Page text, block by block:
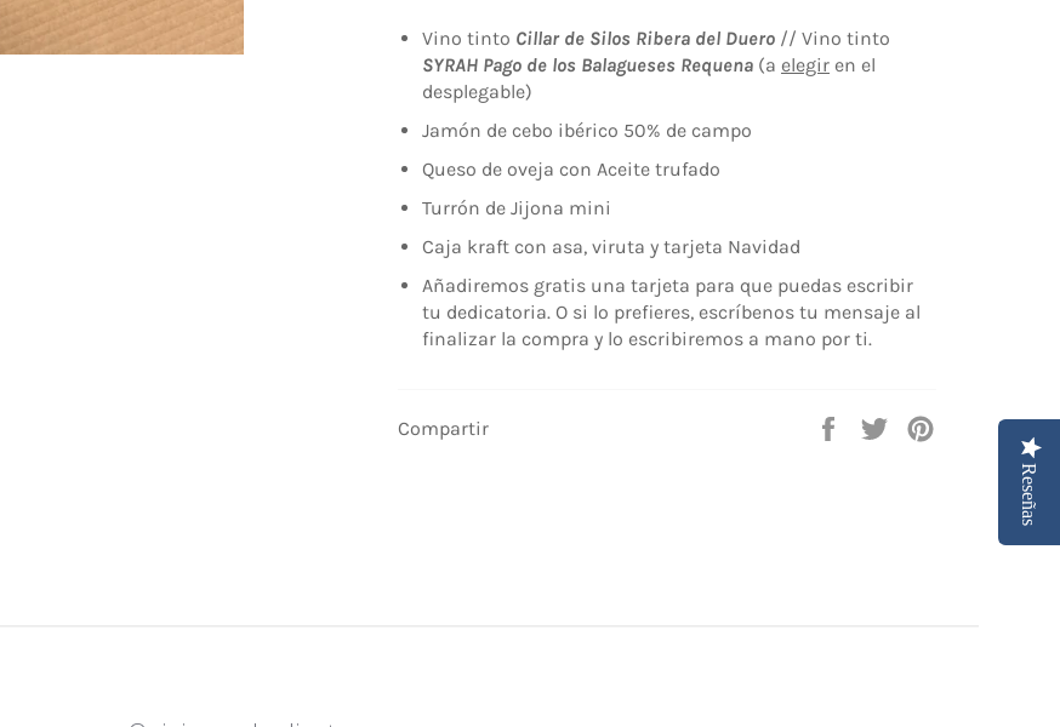
Vino tinto Cillar de Silos Ribera del Duero // Vino tinto
SYRAH Pago de los Balagueses Requena (a elegir en el
desplegable)
Jamón de cebo ibérico 50% de campo
Queso de oveja con Aceite trufado
Turrón de Jijona mini
Caja kraft con asa, viruta y tarjeta Navidad
Añadiremos gratis una tarjeta para que puedas escribir
tu dedicatoria. O si lo prefieres, escríbenos tu mensaje al
finalizar la compra y lo escribiremos a mano por ti.
Compartir
Compartir
Tuitear
Reseñas